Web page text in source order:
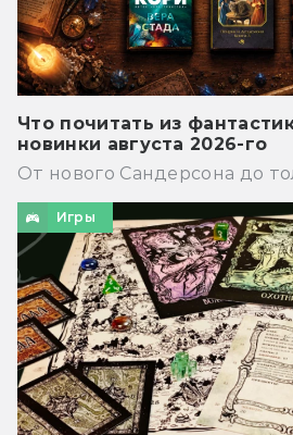
Что почитать из
новинки августа 2026-го
От нового Сандерсона до
Игры